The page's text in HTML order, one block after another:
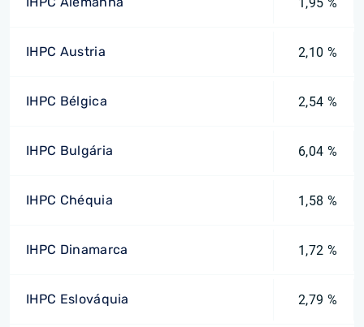
IHPC Austria 2,10 %
IHPC Bélgica 2,54 %
IHPC Bulgária 6,04 %
IHPC Chéquia 1,58 %
IHPC Dinamarca 1,72 %
IHPC Eslováquia 2,79 %